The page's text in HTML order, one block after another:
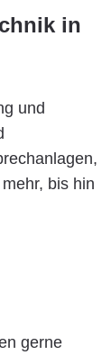
in
und
bis hin
gerne